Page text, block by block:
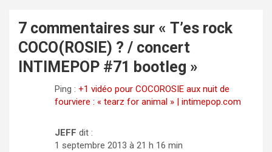
7 commentaires sur « T’es rock
COCO(ROSIE) ? / concert
INTIMEPOP #71 bootleg »
Ping : +1 vidéo pour COCOROSIE aux nuit de
fourviere : « tearz for animal » | intimepop.com
JEFF dit :
1 septembre 2013 à 21 h 16 min